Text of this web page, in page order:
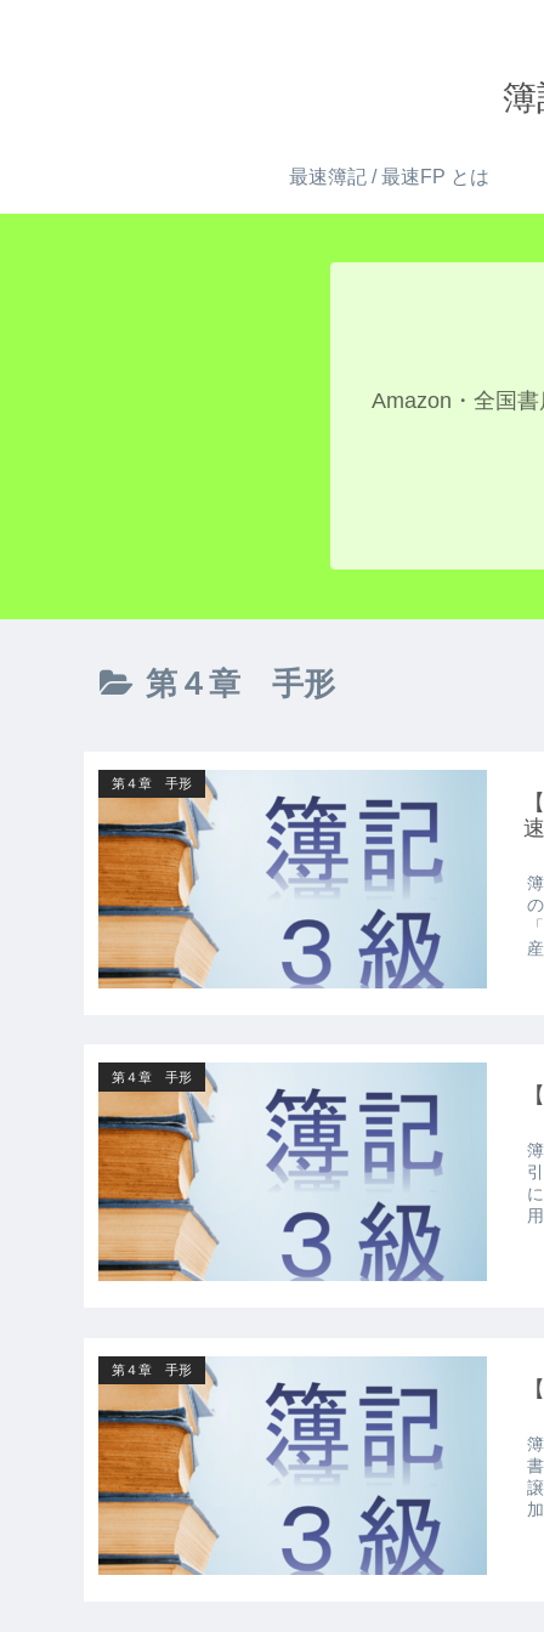
簿
最速簿記 / 最速FP とは
Amazon・全国
第４章 手形
第４章 手形
第４章 手形
第４章 手形